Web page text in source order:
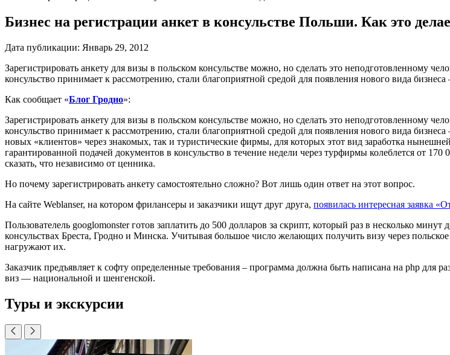
Бизнес на регистрации анкет в консульстве Польши. Как это
Дата публикации: Январь 29, 2012
Зарегистрировать анкету для визы в польском консульстве можно, но сделать это неподготовленному
консульство принимает к рассмотрению, стали благоприятной средой для появления нового вида бизнеса
Как сообщает «Блог Гродно»:
Зарегистрировать анкету для визы в польском консульстве можно, но сделать это неподготовленному
консульство принимает к рассмотрению, стали благоприятной средой для появления нового вида
новых «клиентов» через знакомых, так и туристические фирмы, для которых этот вид заработка
гарантированной подачей документов в консульство в течение недели через турфирмы колеблется от
сказать, что независимо от ценника.
Но почему зарегистрировать анкету самостоятельно сложно? Вот лишь один ответ на этот вопрос.
На сайте Weblanser, на котором фрилансеры и заказчики ищут друг друга, появилась интересная заявка
Пользователель googlomonster готов заплатить до 500 долларов за скрипт, который раз в несколько
консульствах Бреста, Гродно и Минска. Учитывая большое число желающих получить визу через
нагружают их.
Заказчик предъявляет к софту определенные требования – программа должна быть написана на php
виз — национальной и шенгенской.
Туры и экскурсии